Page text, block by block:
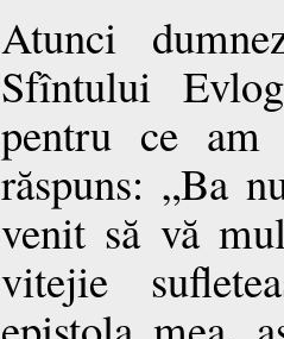
Atunci
Sfîntului
pentru ce
răspuns: „Ba
venit să vă
vitejie